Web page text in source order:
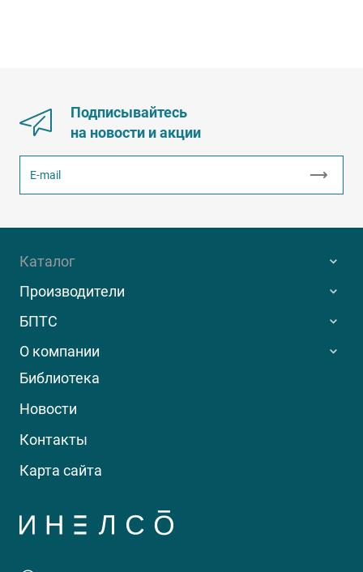
Подписывайтесь
на новости и акции
Каталог
Производители
БПТС
О компании
Библиотека
Новости
Контакты
Карта сайта